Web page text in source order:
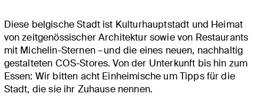
Diese belgische Stadt ist Kulturhauptstadt und Heimat
von zeitgenössischer Architektur sowie von Restaurants
mit Michelin-Sternen – und die eines neuen, nachhaltig
gestalteten COS-Stores. Von der Unterkunft bis hin zum
Essen: Wir bitten acht Einheimische um Tipps für die
Stadt, die sie ihr Zuhause nennen.